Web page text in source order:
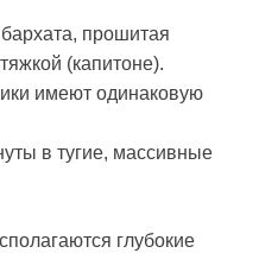
прошитая
(капитоне).
имеют одинаковую
в тугие, массивные
глубокие